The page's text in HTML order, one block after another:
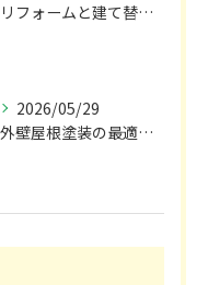
リフォームと建て替えの費用と注意点完全解説
2026/05/29
外壁屋根塗装の最適メンテナンス時期